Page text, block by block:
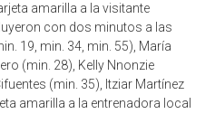
amarilla a la visitante
con dos minutos a las
19, min. 34, min. 55), María
(min. 28), Kelly Nnonzie
(min. 35), Itziar Martínez
amarilla a la entrenadora local